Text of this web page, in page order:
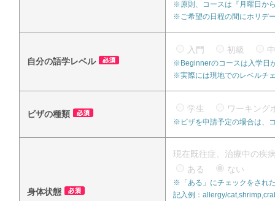
※原則、コースは『月曜日か
※ご希望の日程の間にホリデ
自分の語学レベル
入門 初級
※Beginnerのコースは入学日
※実際には現地でのレベルチ
ビザの種類
学生 ワーキン
※ビザを申請予定の場合は、
身体状態
現在既往症、治療中の疾
ある
ない
※「ある」にチェックをされ
記入例：allergy/